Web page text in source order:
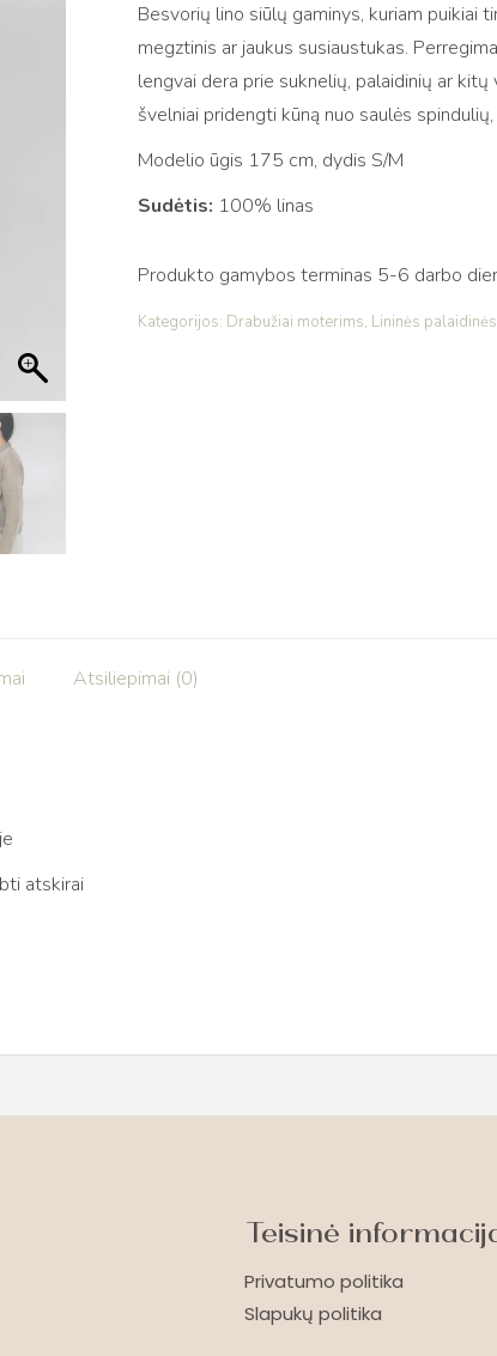
trumpas
lininis
kardiganas
PAKO,
natural
linen
Besvorių lino siūlų gaminys, kuriam puikiai
megztinis ar jaukus susiaustukas.
lengvai dera prie suknelių, palaidinių ar
švelniai pridengti kūną nuo saulės
Modelio ūgis 175 cm, dydis S/M
Sudėtis: 100% linas
Produkto gamybos terminas 5-6 darbo
Kategorijos: Drabužiai moterims, Lininės palaidinės
Atsiliepimai (0)
atskirai
Teisinė
Privatumo politika
Slapukų politika